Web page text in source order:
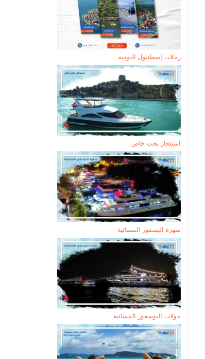
رحلات إسطنبول اليومية
استئجار يخت خاص
سهرة البسفور المسائية
جولات البوسفور المسائية